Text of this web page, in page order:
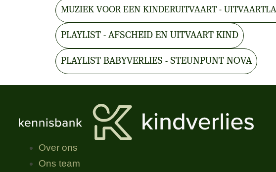
MUZIEK VOOR EEN KINDERUITVAART -
PLAYLIST - AFSCHEID EN UITVAART KIND
PLAYLIST BABYVERLIES - STEUNPUNT NOVA
Over ons
Ons team